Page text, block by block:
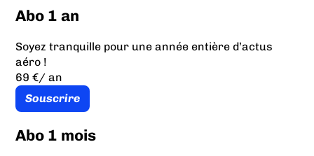
Abo 1 an
Soyez tranquille pour une année entière d’actus
aéro !
69 €/ an
Souscrire
Abo 1 mois